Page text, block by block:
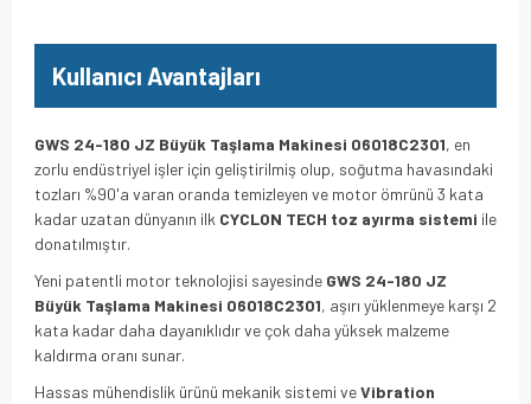
Kullanıcı Avantajları
GWS 24-180 JZ Büyük Taşlama Makinesi 06018C2301, en
zorlu endüstriyel işler için geliştirilmiş olup, soğutma havasındaki
tozları %90'a varan oranda temizleyen ve motor ömrünü 3 kata
kadar uzatan dünyanın ilk CYCLON TECH toz ayırma sistemi ile
donatılmıştır.
Yeni patentli motor teknolojisi sayesinde GWS 24-180 JZ
Büyük Taşlama Makinesi 06018C2301, aşırı yüklenmeye karşı 2
kata kadar daha dayanıklıdır ve çok daha yüksek malzeme
kaldırma oranı sunar.
Hassas mühendislik ürünü mekanik sistemi veVibration